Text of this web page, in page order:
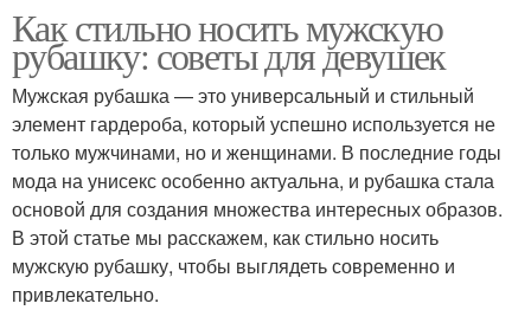
Как стильно носить мужскую
рубашку: советы для девушек
Мужская рубашка — это универсальный и стильный
элемент гардероба, который успешно используется не
только мужчинами, но и женщинами. В последние годы
мода на унисекс особенно актуальна, и рубашка стала
основой для создания множества интересных образов.
В этой статье мы расскажем, как стильно носить
мужскую рубашку, чтобы выглядеть современно и
привлекательно.